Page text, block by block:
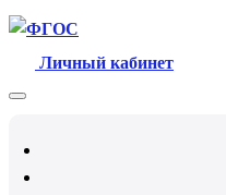
Личный кабинет